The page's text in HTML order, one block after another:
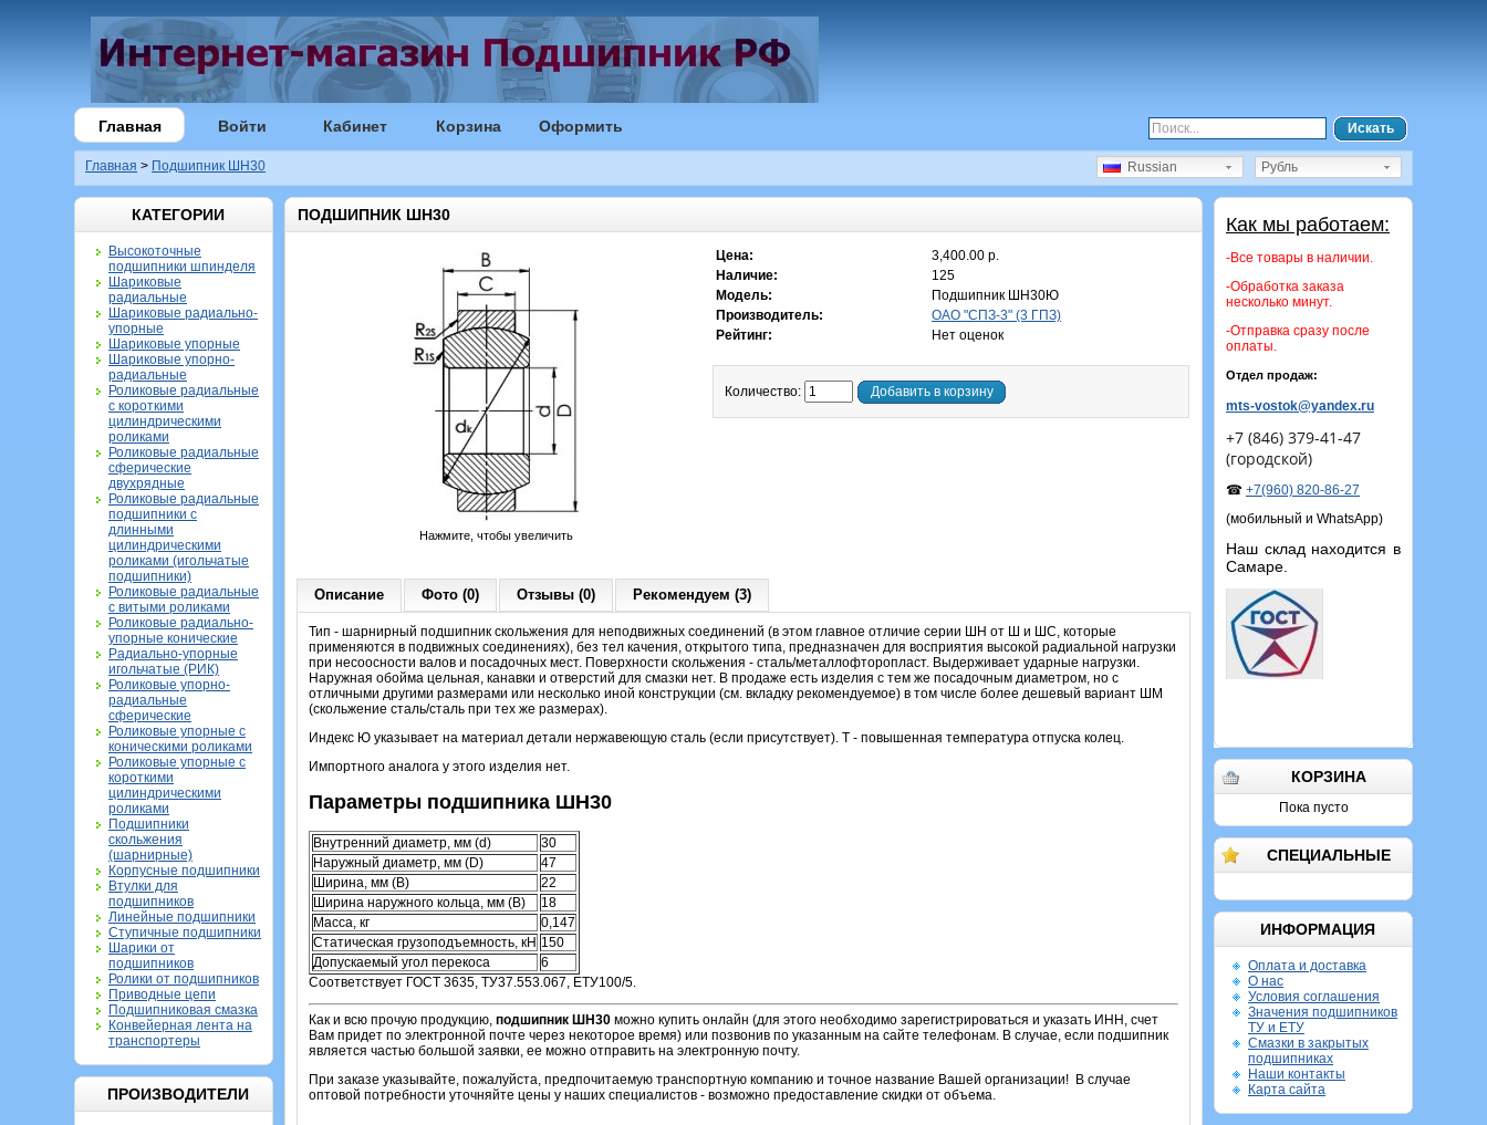
Главная Войти Кабинет Корзина Оформить Искать
Главная > Подшипник ШН30 Рубль
Russian
КАТЕГОРИИ
Высокоточные
подшипники шпинделя
Шариковые
радиальные
Шариковые радиально-
упорные
Шариковые упорные
Шариковые упорно-
радиальные
Роликовые радиальные
с короткими
цилиндрическими
роликами
Роликовые радиальные
сферические
двухрядные
Роликовые радиальные
подшипники с
длинными
цилиндрическими
роликами (игольчатые
подшипники)
Роликовые радиальные
с витыми роликами
Роликовые радиально-
упорные конические
Радиально-упорные
игольчатые (РИК)
Роликовые упорно-
радиальные
сферические
Роликовые упорные с
коническими роликами
Роликовые упорные с
короткими
цилиндрическими
роликами
Подшипники
скольжения
(шарнирные)
Корпусные подшипники
Втулки для
подшипников
Линейные подшипники
Ступичные подшипники
Шарики от
подшипников
Ролики от подшипников
Приводные цепи
Подшипниковая смазка
Конвейерная лента на
транспортеры
ПРОИЗВОДИТЕЛИ
Как мы работаем:
-Все товары в наличии.
-Обработка заказа
несколько минут.
-Отправка сразу после
оплаты.
Отдел продаж:
mts-vostok@yandex.ru
+7 (846) 379-41-47
(городской)
☎ +7(960) 820-86-27
(мобильный и WhatsApp)
Наш склад находится в
Самаре.
КОРЗИНА
Пока пусто
СПЕЦИАЛЬНЫЕ
ИНФОРМАЦИЯ
Оплата и доставка
О нас
Условия соглашения
Значения подшипников
ТУ и ЕТУ
Смазки в закрытых
подшипниках
Наши контакты
Карта сайта
ПОДШИПНИК ШН30
Нажмите, чтобы увеличить
Цена:
3,400.00 р.
Наличие:
125
Модель:
Подшипник ШН30Ю
Производитель:
ОАО "СПЗ-3" (3 ГПЗ)
Рейтинг:
Нет оценок
Количество: Добавить в корзину
Описание Фото (0) Отзывы (0) Рекомендуем (3)
Тип - шарнирный подшипник скольжения для неподвижных соединений (в этом главное отличие серии ШН от Ш и ШС, которые
применяются в подвижных соединениях), без тел качения, открытого типа, предназначен для восприятия высокой радиальной нагрузки
при несоосности валов и посадочных мест. Поверхности скольжения - сталь/металлофторопласт. Выдерживает ударные нагрузки.
Наружная обойма цельная, канавки и отверстий для смазки нет. В продаже есть изделия с тем же посадочным диаметром, но с
отличными другими размерами или несколько иной конструкции (см. вкладку рекомендуемое) в том числе более дешевый вариант ШМ
(скольжение сталь/сталь при тех же размерах).
Индекс Ю указывает на материал детали нержавеющую сталь (если присутствует). Т - повышенная температура отпуска колец.
Импортного аналога у этого изделия нет.
Параметры подшипника ШН30
Внутренний диаметр, мм (d)
30
Наружный диаметр, мм (D)
47
Ширина, мм (B)
22
Ширина наружного кольца, мм (B)
18
Масса, кг
0,147
Статическая грузоподъемность, кН 150
Допускаемый угол перекоса
6
Соответствует ГОСТ 3635, ТУ37.553.067, ЕТУ100/5.
Как и всю прочую продукцию, подшипник ШН30 можно купить онлайн (для этого необходимо зарегистрироваться и указать ИНН, счет
Вам придет по электронной почте через некоторое время) или позвонив по указанным на сайте телефонам. В случае, если подшипник
является частью большой заявки, ее можно отправить на электронную почту.
При заказе указывайте, пожалуйста, предпочитаемую транспортную компанию и точное название Вашей организации! В случае
оптовой потребности уточняйте цены у наших специалистов - возможно предоставление скидки от объема.